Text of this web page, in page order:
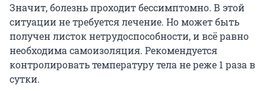
Значит, болезнь проходит бессимптомно. В этой
ситуации не требуется лечение. Но может быть
получен листок нетрудоспособности, и всё равно
необходима самоизоляция. Рекомендуется
контролировать температуру тела не реже 1 раза в
сутки.